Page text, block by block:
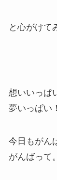
と心がけて
想いいっぱ
夢いっぱい
今日もがん
がんばって。